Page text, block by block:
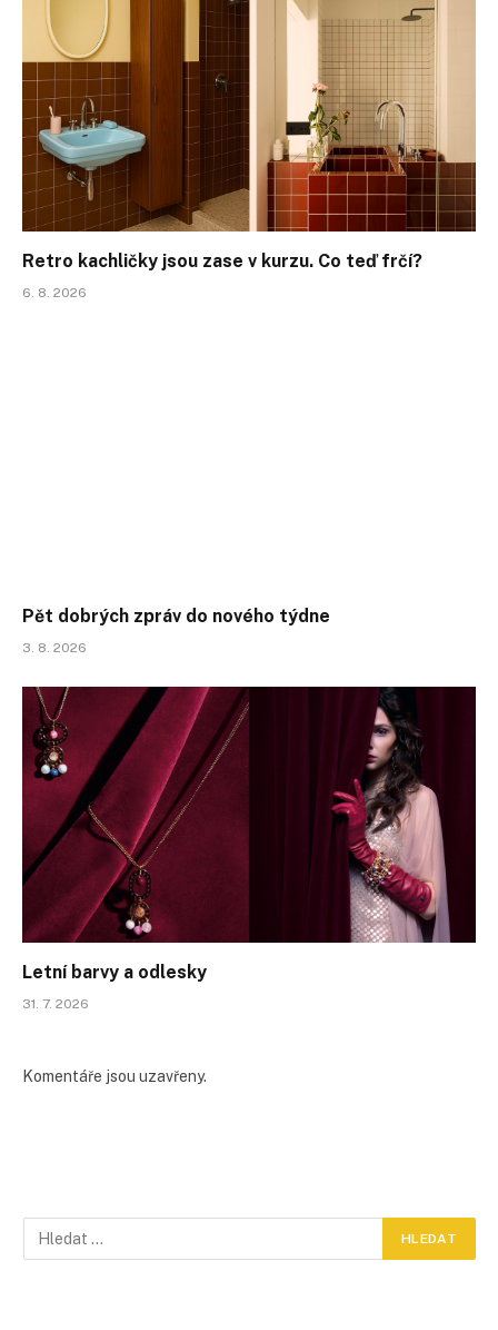
Retro kachličky jsou zase v kurzu. Co teď frčí?
6. 8. 2026
Pět dobrých zpráv do nového týdne
3. 8. 2026
Letní barvy a odlesky
31. 7. 2026
Komentáře jsou uzavřeny.